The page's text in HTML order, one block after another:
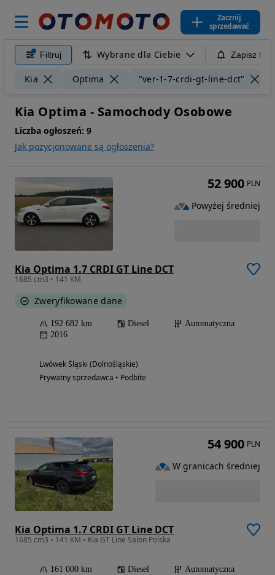
Zacznij
sprzedawać
Filtruj Wybrane dla Ciebie Zapisz
Kia Optima "ver-1-7-crdi-gt-line-dct"
Kia Optima - Samochody Osobowe
Liczba ogłoszeń: 9
Jak pozycjonowane są ogłoszenia?
Kia Optima 1.7 CRDI GT Line DCT
1685 cm3 • 141 KM
Zweryfikowane dane
192 682 km Diesel
Automatyczna
2016
Lwówek Śląski (Dolnośląskie)
Prywatny sprzedawca • Podbite
52 900 PLN
Powyżej średniej
Kia Optima 1.7 CRDI GT Line DCT
1685 cm3 • 141 KM • Kia GT Line Salon Polska
161 000 km Diesel
Automatyczna
54 900 PLN
W granicach średniej